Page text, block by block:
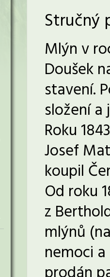
Stručný
Mlýn v
Doušek
stavení.
složení
Roku
Josef
koupil
Od roku
z
mlýnů
nemoci